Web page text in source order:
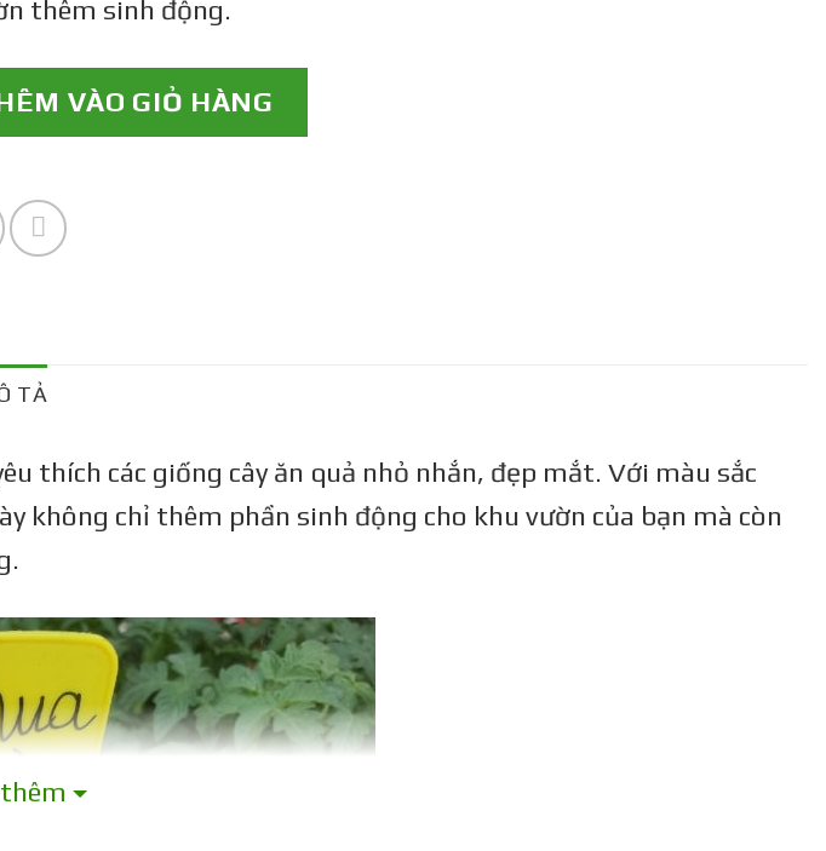
thêm sinh động.
Vàng số lượng
VÀO GIỎ HÀNG
TẢ
thích các giống cây ăn quả nhỏ nhắn, đẹp mắt. Với màu sắc
không chỉ thêm phần sinh động cho khu vườn của bạn mà còn